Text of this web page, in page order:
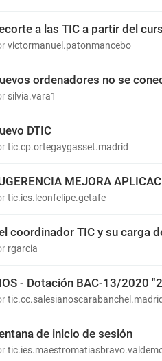
a las TIC a partir del
victormanuel.patonmancebo
ordenadores no se
silvia.vara1
DTIC
tic.cp.ortegaygasset.madrid
MEJORA
tic.ies.leonfelipe.getafe
coordinador TIC y su carga
rgarcia
- Dotación BAC-13/2020
tic.cc.salesianoscarabanchel.madrid
de inicio de sesión